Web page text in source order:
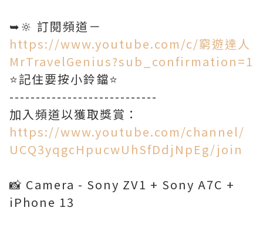
➥🔆 訂閱頻道－
https://www.youtube.com/c/窮遊達人
MrTravelGenius?sub_confirmation=1
⭐️記住要按小鈴鐺⭐️
----------------------------
https://www.youtube.com/channel/
UCQ3yqgcHpucwUhSfDdjNpEg/join
📸 Camera - Sony ZV1 + Sony A7C +
iPhone 13